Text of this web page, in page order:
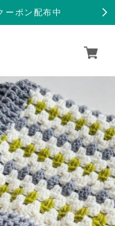
ーポン配布中